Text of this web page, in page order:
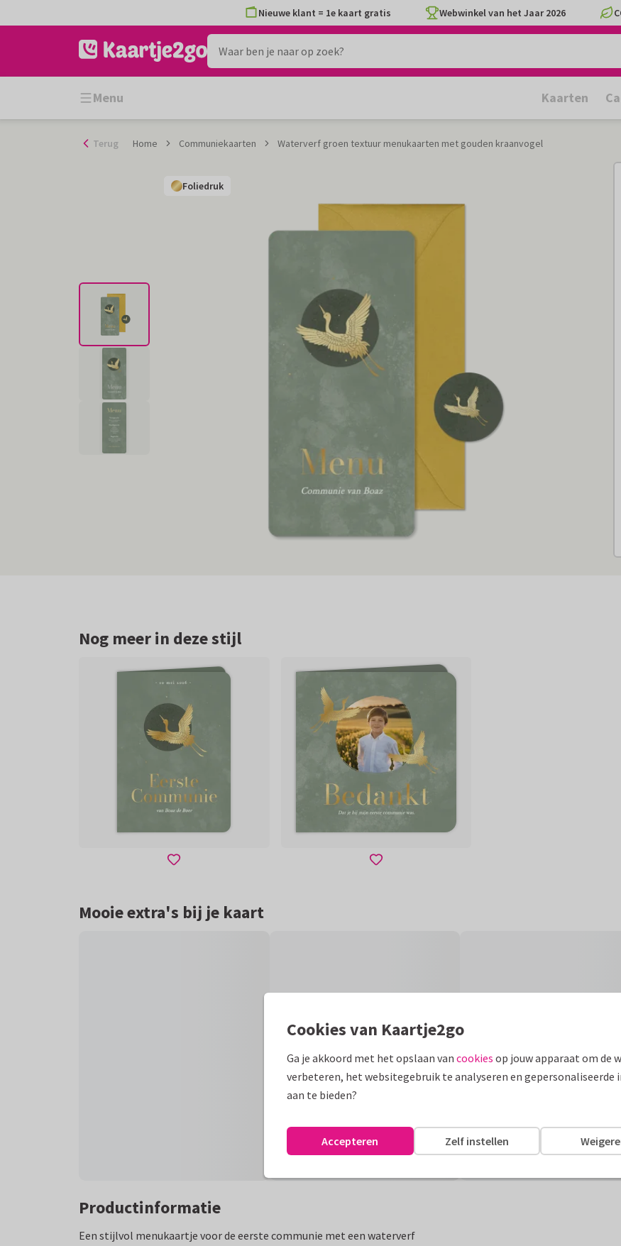
naar
Nieuwe klant = 1e kaart gratis Webwinkel van het Jaar 2026
Menu Kaarten
Terug Home Communiekaarten Waterverf groen textuur menukaarten met gouden kraanvogel
Foliedruk
Foliedruk
Foliedruk
Nog meer in deze stijl
Mooie extra's bij je kaart
Productinformatie
Een stijlvol menukaartje voor de eerste communie met een waterverf
Cookies van Kaartje2go
Ga je akkoord met het opslaan van cookies op jouw apparaat om de
verbeteren, het websitegebruik te analyseren en gepersonaliseerde
aan te bieden?
Zelf instellen
Accepteren